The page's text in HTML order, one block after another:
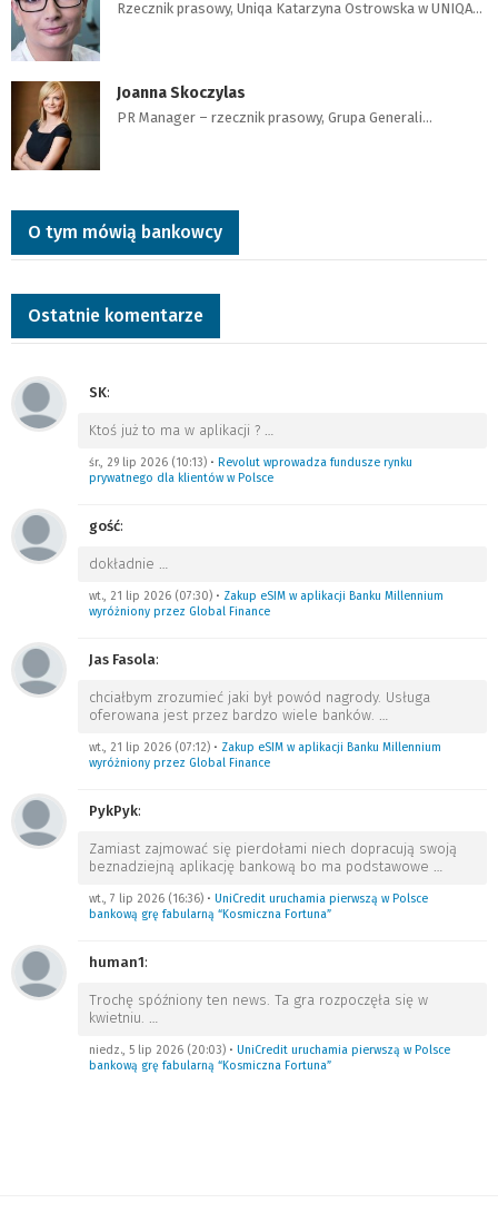
Rzecznik prasowy, Uniqa Katarzyna Ostrowska w UNIQA…
Joanna Skoczylas
PR Manager – rzecznik prasowy, Grupa Generali…
O tym mówią bankowcy
Ostatnie komentarze
SK:
Ktoś już to ma w aplikacji ? …
śr., 29 lip 2026 (10:13) • Revolut wprowadza fundusze rynku
prywatnego dla klientów w Polsce
gość:
dokładnie …
wt., 21 lip 2026 (07:30) • Zakup eSIM w aplikacji Banku Millennium
wyróżniony przez Global Finance
Jas Fasola:
chciałbym zrozumieć jaki był powód nagrody. Usługa
oferowana jest przez bardzo wiele banków. …
wt., 21 lip 2026 (07:12) • Zakup eSIM w aplikacji Banku Millennium
wyróżniony przez Global Finance
PykPyk:
Zamiast zajmować się pierdołami niech dopracują swoją
beznadziejną aplikację bankową bo ma podstawowe …
wt., 7 lip 2026 (16:36) • UniCredit uruchamia pierwszą w Polsce
bankową grę fabularną “Kosmiczna Fortuna”
human1:
Trochę spóźniony ten news. Ta gra rozpoczęła się w
kwietniu. …
niedz., 5 lip 2026 (20:03) • UniCredit uruchamia pierwszą w Polsce
bankową grę fabularną “Kosmiczna Fortuna”